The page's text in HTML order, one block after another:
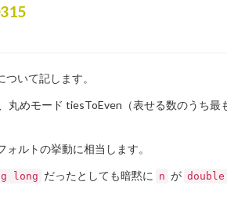
いて記します。
丸めモード tiesToEven（表せる数のうち
ォルトの挙動に相当します。
long だったとしても暗黙に n が double